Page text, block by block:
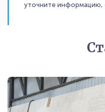
уточните информацию,